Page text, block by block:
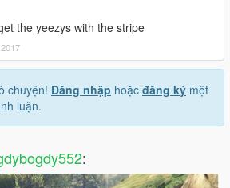
the yeezys with the stripe
chuyện! Đăng nhập hoặc đăng ký một
luận.
: